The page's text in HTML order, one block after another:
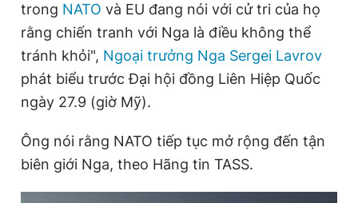
Thông tin tòa soạn Liên hệ quảng cáo
Đọc Thanh Niên trên điện thoại
trong NATO và EU đang nói với cử tri của họ
rằng chiến tranh với Nga là điều không thể
tránh khỏi", Ngoại trưởng Nga Sergei Lavrov
phát biểu trước Đại hội đồng Liên Hiệp Quốc
ngày 27.9 (giờ Mỹ).
Ông nói rằng NATO tiếp tục mở rộng đến tận
biên giới Nga, theo Hãng tin TASS.